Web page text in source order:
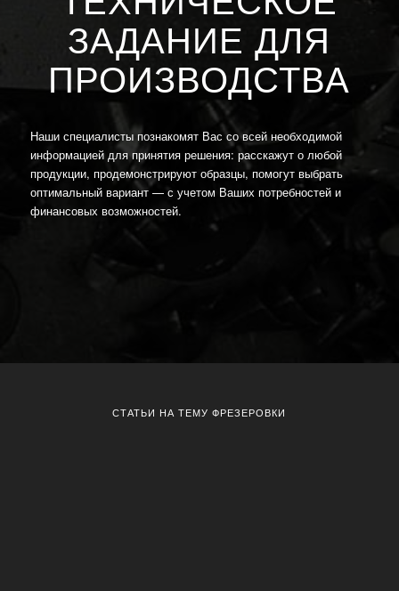
ЗАДАНИЕ ДЛЯ
ПРОИЗВОДСТВА
Наши специалисты познакомят Вас со всей необходимой
информацией для принятия решения: расскажут о любой
продукции, продемонстрируют образцы, помогут выбрать
оптимальный вариант — с учетом Ваших потребностей и
финансовых возможностей.
СТАТЬИ НА ТЕМУ ФРЕЗЕРОВКИ